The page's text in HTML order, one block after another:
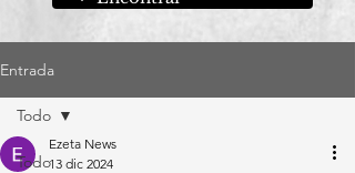
Entrada
Todo
Todo
Ezeta News
13 dic 2024